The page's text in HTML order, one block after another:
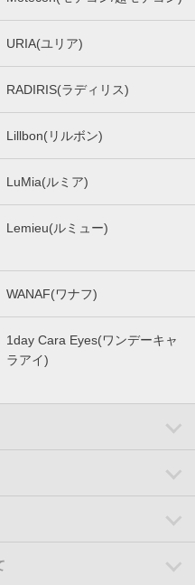
URIA(ユリア)
RADIRIS(ラディリス)
Lillbon(リルボン)
LuMia(ルミア)
Lemieu(ルミュー)
WANAF(ワナフ)
1day Cara Eyes(ワンデーキャ
ラアイ)